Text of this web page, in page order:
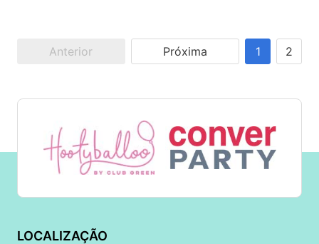
Anterior Próxima 1 2
LOCALIZAÇÃO